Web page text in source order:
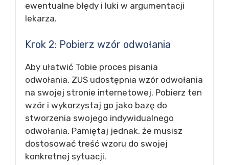
ewentualne błędy i luki w argumentacji
lekarza.
Krok 2: Pobierz wzór odwołania
Aby ułatwić Tobie proces pisania
odwołania, ZUS udostępnia wzór odwołania
na swojej stronie internetowej. Pobierz ten
wzór i wykorzystaj go jako bazę do
stworzenia swojego indywidualnego
odwołania. Pamiętaj jednak, że musisz
dostosować treść wzoru do swojej
konkretnej sytuacji.